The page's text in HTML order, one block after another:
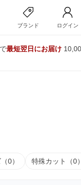
ブランド ログイン
最短翌日にお届け
0） 特殊カット（0）